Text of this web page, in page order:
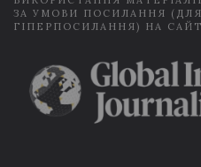
ЗА УМОВИ ПОСИЛАННЯ
ГІПЕРПОСИЛАННЯ) НА САЙТ